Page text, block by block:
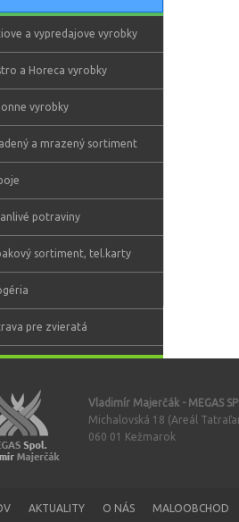
a vypredajove vyrobky
a Horeca vyrobky
vyrobky
a mrazený sortiment
potraviny
sortiment, tel.karty
pre zvieratá
Vladimír Majerčák - MEGAS
Michalovská 18 (Areál
060 01 Kežmarok
AKTUALITY O NÁS MALOOBCHOD